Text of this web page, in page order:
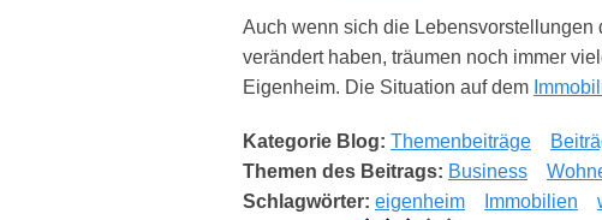
Auch wenn sich die
verändert haben, träumen noch immer
Eigenheim. Die Situation auf dem
Kategorie Blog: Themenbeiträge
Themen des Beitrags: Business
Schlagwörter: eigenheim Immobilien